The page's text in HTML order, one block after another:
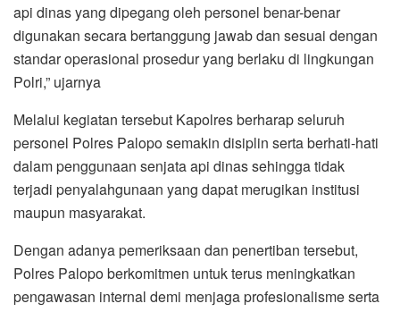
api dinas yang dipegang oleh personel benar-benar
digunakan secara bertanggung jawab dan sesuai dengan
standar operasional prosedur yang berlaku di lingkungan
Polri,” ujarnya
Melalui kegiatan tersebut Kapolres berharap seluruh
personel Polres Palopo semakin disiplin serta berhati-hati
dalam penggunaan senjata api dinas sehingga tidak
terjadi penyalahgunaan yang dapat merugikan institusi
maupun masyarakat.
Dengan adanya pemeriksaan dan penertiban tersebut,
Polres Palopo berkomitmen untuk terus meningkatkan
pengawasan internal demi menjaga profesionalisme serta